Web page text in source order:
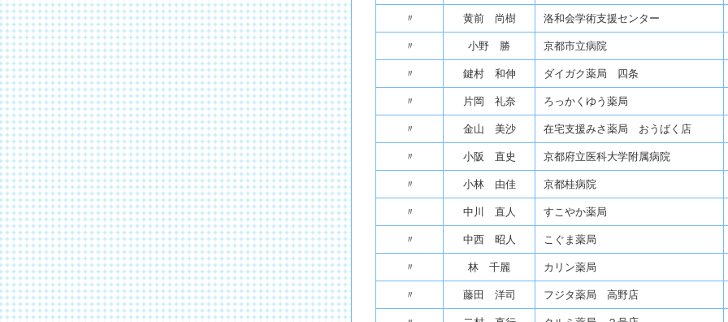
〃 黄前 尚樹 洛和会学術支援センター
〃 小野 勝 京都市立病院
〃 鍵村 和伸 ダイガク薬局 四条
〃 片岡 礼奈 ろっかくゆう薬局
〃 金山 美沙 在宅支援みさ薬局 おうばく店
〃 小阪 直史 京都府立医科大学附属病院
〃 小林 由佳 京都桂病院
〃 中川 直人 すこやか薬局
〃 中西 昭人 こぐま薬局
〃 林 千麗 カリン薬局
〃 藤田 洋司 フジタ薬局 高野店